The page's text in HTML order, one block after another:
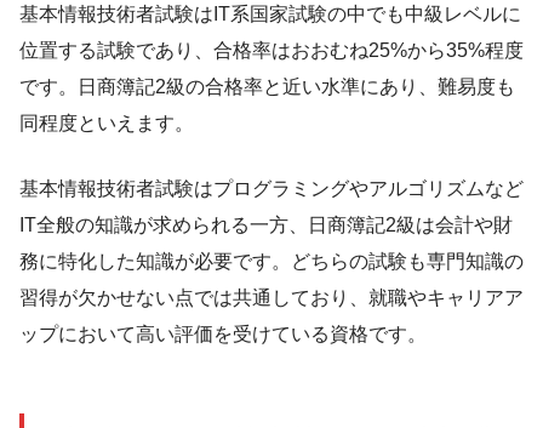
基本情報技術者試験はIT系国家試験の中でも中級レベルに
位置する試験であり、合格率はおおむね25%から35%程度
です。日商簿記2級の合格率と近い水準にあり、難易度も
同程度といえます。
基本情報技術者試験はプログラミングやアルゴリズムなど
IT全般の知識が求められる一方、日商簿記2級は会計や財
務に特化した知識が必要です。どちらの試験も専門知識の
習得が欠かせない点では共通しており、就職やキャリアア
ップにおいて高い評価を受けている資格です。